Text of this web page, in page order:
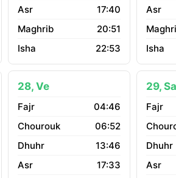
17:40
20:51
22:53
28, Ve
04:46
06:52
13:46
17:33
29, Sa